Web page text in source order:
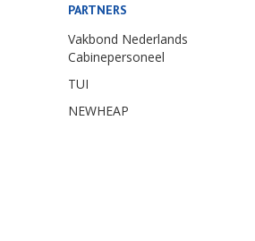
PARTNERS
Vakbond Nederlands
Cabinepersoneel
TUI
NEWHEAP